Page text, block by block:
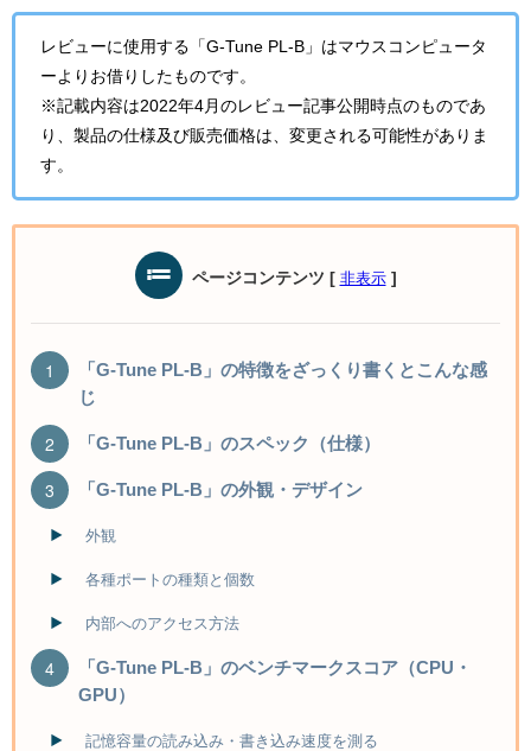
レビューに使用する「G-Tune PL-B」はマウスコンピュータ
ーよりお借りしたものです。
※記載内容は2022年4月のレビュー記事公開時点のものであ
り、製品の仕様及び販売価格は、変更される可能性がありま
す。
ページコンテンツ [ 非表示 ]
「G-Tune PL-B」の特徴をざっくり書くとこんな感
じ
「G-Tune PL-B」のスペック（仕様）
「G-Tune PL-B」の外観・デザイン
外観
各種ポートの種類と個数
内部へのアクセス方法
「G-Tune PL-B」のベンチマークスコア（CPU・
GPU）
記憶容量の読み込み・書き込み速度を測る